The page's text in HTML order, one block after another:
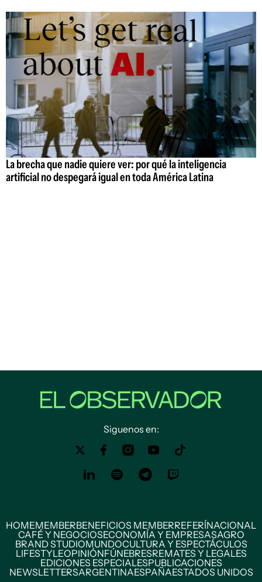
La brecha que nadie quiere ver: por qué la inteligencia
artificial no despegará igual en toda América Latina
Siguenos en:
HOMEMEMBERBENEFICIOS MEMBERREFERÍNACIONAL
CAFÉ Y NEGOCIOSECONOMÍA Y EMPRESASAGRO
BRAND STUDIOMUNDOCULTURA Y ESPECTÁCULOS
LIFESTYLEOPINIÓNFÚNEBRESREMATES Y LEGALES
EDICIONES ESPECIALESPUBLICACIONES
NEWSLETTERSARGENTINAESPAÑAESTADOS UNIDOS